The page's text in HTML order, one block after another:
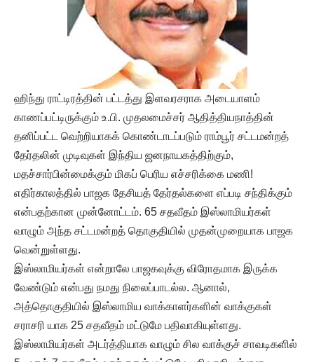
ஹிந்து ராட்டிரத்தின் பட்டத்து இளவரசராக அடையாளம்
காணப்பட்டிருக்கும் உ.பி. முதலமைச்சர் ஆதித்தியநாத்தின்
தனிப்பட்ட வெற்றியாகக் கொண்டாடப்படும் ராம்பூர் சட்டமன்றத்
தேர்தலின் முடிவுகள் இந்திய ஜனநாயகத்திற்கும்,
மதச்சார்பின்மைக்கும் மிகப் பெரிய எச்சரிக்கை மணி!
எதிர்காலத்தில் பாஜக தேசியத் தேர்தல்களை எப்படி சந்திக்கும்
என்பதற்கான முன்னோட்டம். 65 சதவீதம் இஸ்லாமியர்கள்
வாழும் அந்த சட்டமன்றத் தொகுதியில் முதன்முறையாக பாஜக
வென்றுள்ளது.
இஸ்லாமியர்கள் என்றாலே பாஜகவுக்கு விரோதமாக இருக்க
வேண்டும் என்பது நமது நிலைப்பாடல்ல. ஆனால்,
அத்தொகுதியில் இஸ்லாமிய வாக்காளர்களின் வாக்குகள்
சராசரி யாக 25 சதவீதம் மட்டுமே பதிவாகியுள்ளது.
இஸ்லாமியர்கள் அடர்த்தியாக வாழும் சில வாக்குச் சாவடிகளில்